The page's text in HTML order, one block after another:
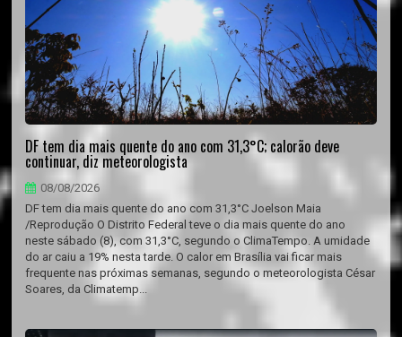
DF tem dia mais quente do ano com 31,3°C; calorão deve
continuar, diz meteorologista
08/08/2026
DF tem dia mais quente do ano com 31,3°C Joelson Maia
/Reprodução O Distrito Federal teve o dia mais quente do ano
neste sábado (8), com 31,3°C, segundo o ClimaTempo. A umidade
do ar caiu a 19% nesta tarde. O calor em Brasília vai ficar mais
frequente nas próximas semanas, segundo o meteorologista César
Soares, da Climatemp...